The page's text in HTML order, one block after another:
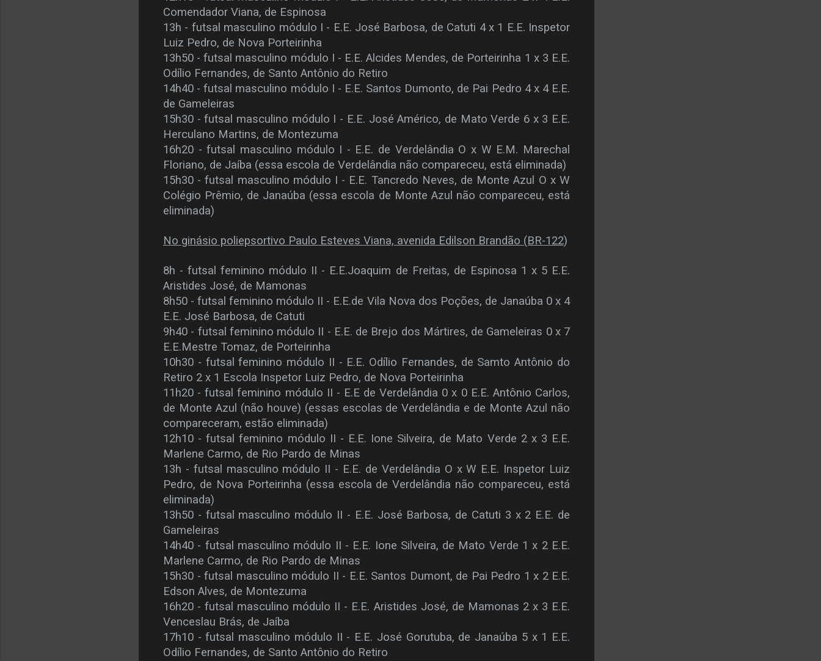
Comendador Viana, de Espinosa
13h - futsal masculino módulo I - E.E. José Barbosa, de Catuti 4 x 1 E.E. Inspetor
Luiz Pedro, de Nova Porteirinha
13h50 - futsal masculino módulo I - E.E. Alcides Mendes, de Porteirinha 1 x 3 E.E.
Odílio Fernandes, de Santo Antônio do Retiro
14h40 - futsal masculino módulo I - E.E. Santos Dumonto, de Pai Pedro 4 x 4 E.E.
de Gameleiras
15h30 - futsal masculino módulo I - E.E. José Américo, de Mato Verde 6 x 3 E.E.
Herculano Martins, de Montezuma
16h20 - futsal masculino módulo I - E.E. de Verdelândia O x W E.M. Marechal
Floriano, de Jaíba (essa escola de Verdelândia não compareceu, está eliminada)
15h30 - futsal masculino módulo I - E.E. Tancredo Neves, de Monte Azul O x W
Colégio Prêmio, de Janaúba (essa escola de Monte Azul não compareceu, está
eliminada)
No ginásio poliepsortivo Paulo Esteves Viana, avenida Edilson Brandão (BR-122)
8h - futsal feminino módulo II - E.E.Joaquim de Freitas, de Espinosa 1 x 5 E.E.
Aristides José, de Mamonas
8h50 - futsal feminino módulo II - E.E.de Vila Nova dos Poções, de Janaúba 0 x 4
E.E. José Barbosa, de Catuti
9h40 - futsal feminino módulo II - E.E. de Brejo dos Mártires, de Gameleiras 0 x 7
E.E.Mestre Tomaz, de Porteirinha
10h30 - futsal feminino módulo II - E.E. Odílio Fernandes, de Samto Antônio do
Retiro 2 x 1 Escola Inspetor Luiz Pedro, de Nova Porteirinha
11h20 - futsal feminino módulo II - E.E de Verdelândia 0 x 0 E.E. Antônio Carlos,
de Monte Azul (não houve) (essas escolas de Verdelândia e de Monte Azul não
compareceram, estão eliminada)
12h10 - futsal feminino módulo II - E.E. Ione Silveira, de Mato Verde 2 x 3 E.E.
Marlene Carmo, de Rio Pardo de Minas
13h - futsal masculino módulo II - E.E. de Verdelândia O x W E.E. Inspetor Luiz
Pedro, de Nova Porteirinha (essa escola de Verdelândia não compareceu, está
eliminada)
13h50 - futsal masculino módulo II - E.E. José Barbosa, de Catuti 3 x 2 E.E. de
Gameleiras
14h40 - futsal masculino módulo II - E.E. Ione Silveira, de Mato Verde 1 x 2 E.E.
Marlene Carmo, de Rio Pardo de Minas
15h30 - futsal masculino módulo II - E.E. Santos Dumont, de Pai Pedro 1 x 2 E.E.
Edson Alves, de Montezuma
16h20 - futsal masculino módulo II - E.E. Aristides José, de Mamonas 2 x 3 E.E.
Venceslau Brás, de Jaíba
17h10 - futsal masculino módulo II - E.E. José Gorutuba, de Janaúba 5 x 1 E.E.
Odílio Fernandes, de Santo Antônio do Retiro